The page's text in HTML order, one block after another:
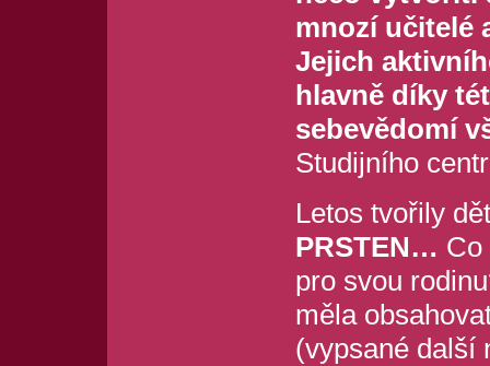
mnozí učitelé
Jejich
hlavně díky
sebevědomí
Studijního
Letos tvořily
PRSTEN… Co
pro svou
měla
(vypsané další